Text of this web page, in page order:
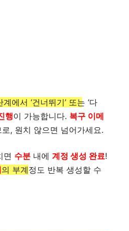
에서 ‘건너뛰기’ 또는 ‘다
행이 가능합니다. 복구 이메
, 원치 않으면 넘어가세요.
면 수분 내에 계정 생성 완료!
의 부계정도 반복 생성할 수